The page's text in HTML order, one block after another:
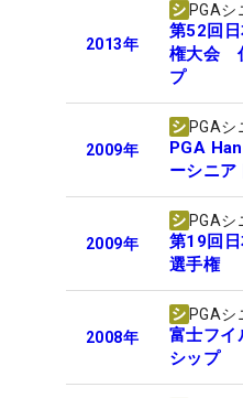
2013年
PGAシ
第52回
権大会
プ
2009年
PGAシ
PGA
ーシニア
2009年
PGAシ
第19回
選手権
2008年
PGAシ
富士フイ
シップ